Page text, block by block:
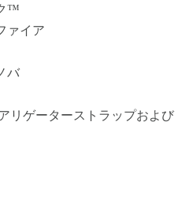
™
ァイア
バ
リゲーターストラップおよび